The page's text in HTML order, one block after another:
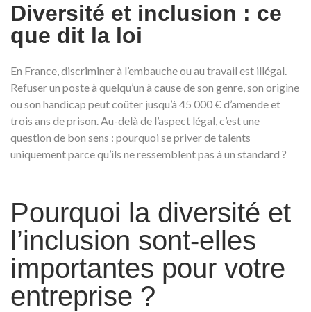
Diversité et inclusion : ce
que dit la loi
En France, discriminer à l’embauche ou au travail est illégal.
Refuser un poste à quelqu’un à cause de son genre, son origine
ou son handicap peut coûter jusqu’à 45 000 € d’amende et
trois ans de prison. Au-delà de l’aspect légal, c’est une
question de bon sens : pourquoi se priver de talents
uniquement parce qu’ils ne ressemblent pas à un standard ?
Pourquoi la diversité et
l’inclusion sont-elles
importantes pour votre
entreprise ?